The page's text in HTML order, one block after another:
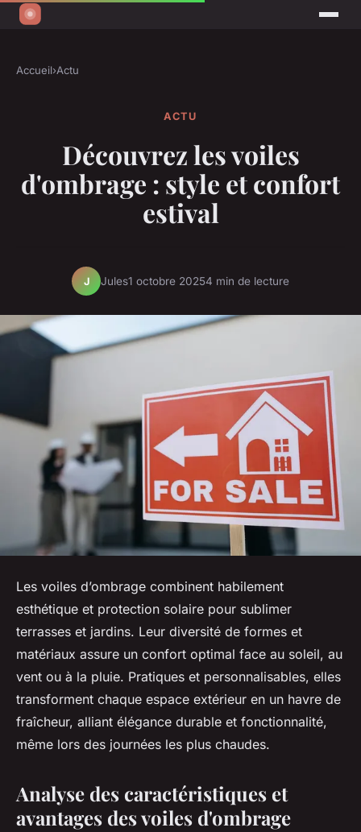
Accueil›Actu
ACTU
Découvrez les voiles
d'ombrage : style et confort
estival
J Jules1 octobre 20254 min de lecture
Les voiles d’ombrage combinent habilement
esthétique et protection solaire pour sublimer
terrasses et jardins. Leur diversité de formes et
matériaux assure un confort optimal face au soleil, au
vent ou à la pluie. Pratiques et personnalisables, elles
transforment chaque espace extérieur en un havre de
fraîcheur, alliant élégance durable et fonctionnalité,
même lors des journées les plus chaudes.
Analyse des caractéristiques et
avantages des voiles d'ombrage